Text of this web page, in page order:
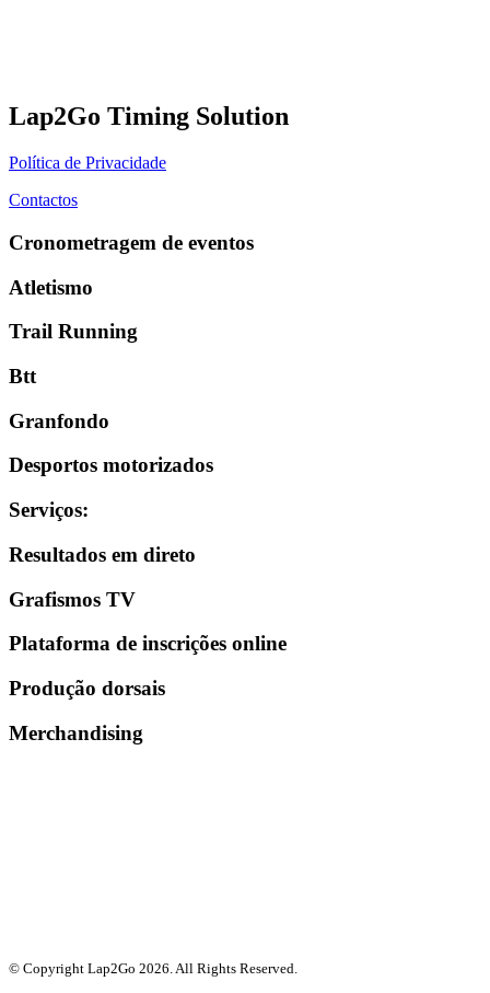
Lap2Go Timing Solution
Política de Privacidade
Contactos
Cronometragem de eventos
Atletismo
Trail Running
Btt
Granfondo
Desportos motorizados
Serviços:
Resultados em direto
Grafismos TV
Plataforma de inscrições online
Produção dorsais
Merchandising
© Copyright Lap2Go 2026. All Rights Reserved.